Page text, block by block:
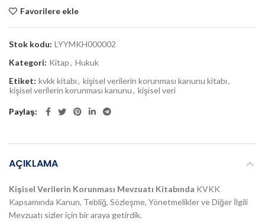
Favorilere ekle
Stok kodu: LYYMKH000002
Kategori: Kitap, Hukuk
Etiket: kvkk kitabı, kişisel verilerin korunması kanunu kitabı,
kişisel verilerin korunması kanunu, kişisel veri
Paylaş
AÇIKLAMA
Kişisel Verilerin Korunması Mevzuatı Kitabında KVKK
Kapsamında Kanun, Tebliğ, Sözleşme, Yönetmelikler ve Diğer İlgili
Mevzuatı sizler için bir araya getirdik.